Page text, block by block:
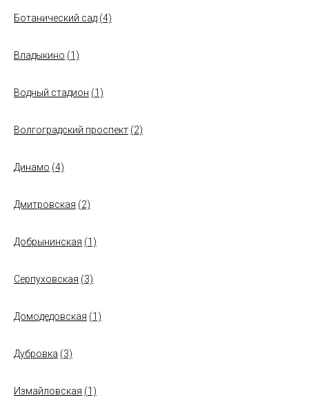
Ботанический сад (4)
Владыкино (1)
Водный стадион (1)
Волгоградский проспект (2)
Динамо (4)
Дмитровская (2)
Добрынинская (1)
Серпуховская (3)
Домодедовская (1)
Дубровка (3)
Измайловская (1)